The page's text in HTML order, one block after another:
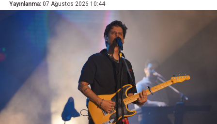
Yayınlanma: 07 Ağustos 2026 10:44